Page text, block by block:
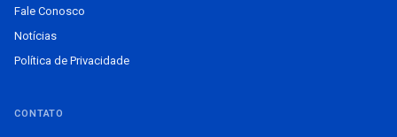
Fale Conosco
Notícias
Política de Privacidade
CONTATO